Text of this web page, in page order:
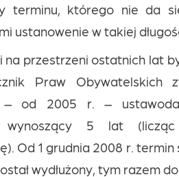
terminu, którego nie da
ustanowenie w takiej
na przestrzeni ostatnich lat
Praw Obywatelskich
– od 2005 r. –
5 lat
Od 1 grudnia 2008 r. termin
wydłużony, tym razem